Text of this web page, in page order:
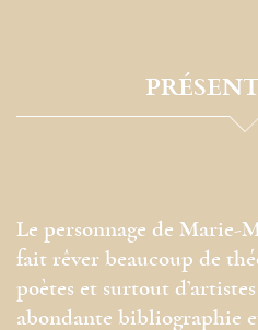
Le personnage de Marie-
fait rêver beaucoup de
poètes et surtout
abondante bibliographie